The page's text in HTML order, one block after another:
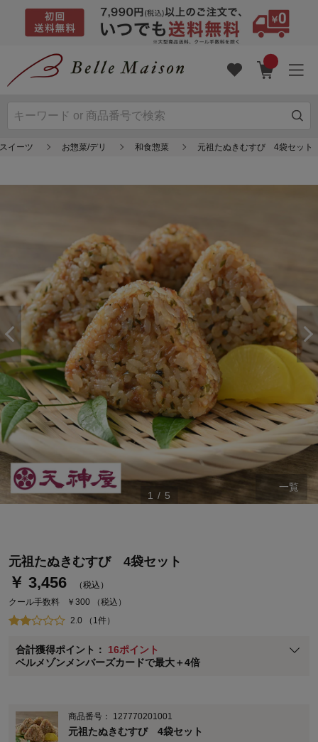
イーツ お惣菜/デリ 和食惣菜 元祖たぬきむすび 4袋セット
1 / 5
一覧
元祖たぬきむすび 4袋セット
￥ 3,456
（税込）
クール手数料
￥300
（税込）
2.0 （1件）
合計獲得ポイント： 16ポイント
ベルメゾンメンバーズカードで最大＋4倍
ステージが上がれば送料無料・返品引取無料！
ベルメゾン・ポイントについて
即時入会なら更に500円OFFクーポンプレゼント
※メンバーズカードの加算ポイントはステージ倍率適用前の基本ポイント
に対して適用されます。
商品番号： 127770201001
元祖たぬきむすび 4袋セット